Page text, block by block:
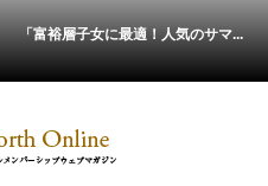
「富裕層子女に最適！人気のサマ...